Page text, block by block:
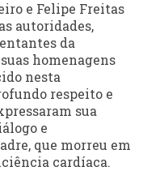
e Felipe Freitas
autoridades,
da
homenagens
nesta
respeito e
sua
e
que morreu em
cardíaca.